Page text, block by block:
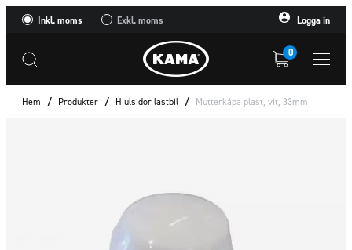
Inkl. moms Exkl. moms Logga in
0
Hem / Produkter / Hjulsidor lastbil / Mutterkåpa plast, vit, 33mm